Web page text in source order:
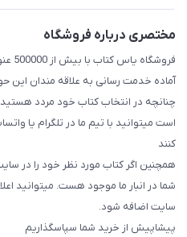
مختصری درباره فروشگاه
آماده خدمت رسانی به علاقه مندان این
چنانچه در انتخاب کتاب خود مردد
است میتوانید با تیم ما در تلگرام یا
کنند
همچنین اگر کتاب مورد نظر خود را در
شما در انبار ما موجود هست. میتوانید
سایت اضافه شود.
پیشاپیش از خرید شما سپاسگذاریم